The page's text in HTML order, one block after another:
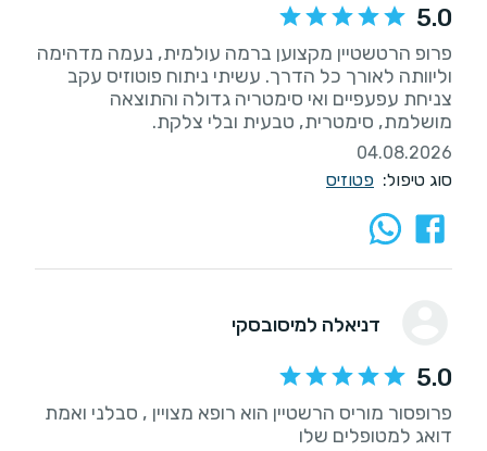
5.0
פרופ הרטשטיין מקצוען ברמה עולמית, נעמה מדהימה
וליוותה לאורך כל הדרך. עשיתי ניתוח פוטוזיס עקב
צניחת עפעפיים ואי סימטריה גדולה והתוצאה
מושלמת, סימטרית, טבעית ובלי צלקת.
04.08.2026
סוג טיפול: פטוזיס
דניאלה למיסובסקי
5.0
פרופסור מוריס הרשטיין הוא רופא מצויין , סבלני ואמת